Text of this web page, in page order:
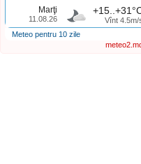
Marţi
11.08.26
Vînt 4.5m/
Meteo pentru 10 zile